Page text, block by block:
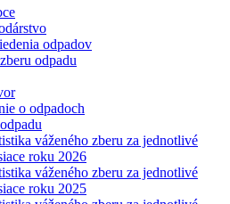
odpadov
odpadu
o odpadoch
váženého zberu za jednotlivé
roku 2026
váženého zberu za jednotlivé
roku 2025